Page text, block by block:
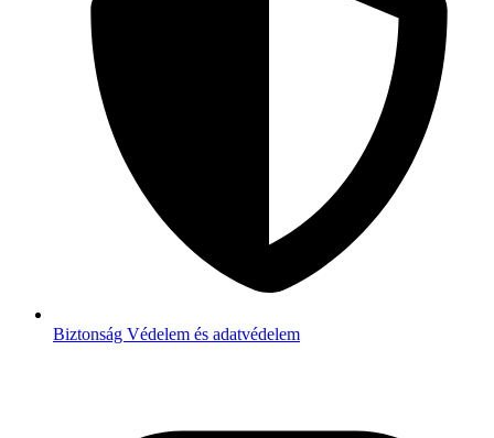
Biztonság Védelem és adatvédelem